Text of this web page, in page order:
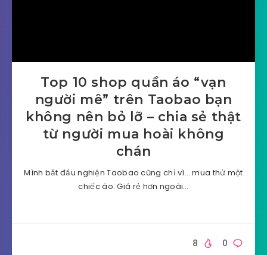
Top 10 shop quần áo “vạn
người mê” trên Taobao bạn
không nên bỏ lỡ – chia sẻ thật
từ người mua hoài không
chán
Mình bắt đầu nghiện Taobao cũng chỉ vì… mua thử một
chiếc áo. Giá rẻ hơn ngoài…
0
8